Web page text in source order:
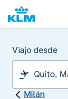
Viajo desde
Milán